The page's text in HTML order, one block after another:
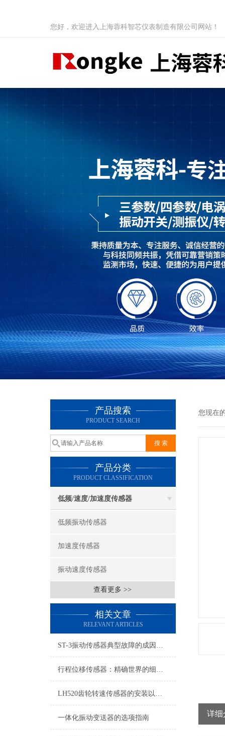
您好，欢迎进入上海蓉科智芯仪表制造有限公司网站！
产品搜索
PRODUCT SEARCH
产品分类
PRODUCT CLASSIFICATION
低频/速度/加速度传感器
低频振动传感器
加速度传感器
振动速度传感器
查看更多 >>
相关文章
RELEVANT ARTICLES
ST-3振动传感器典型故障的成因与对策分享
行程位移传感器：精确世界的细微触探者
LH520齿轮转速传感器的安装以及问题解决方法
一体化振动变送器的选项指南
您现在
详细